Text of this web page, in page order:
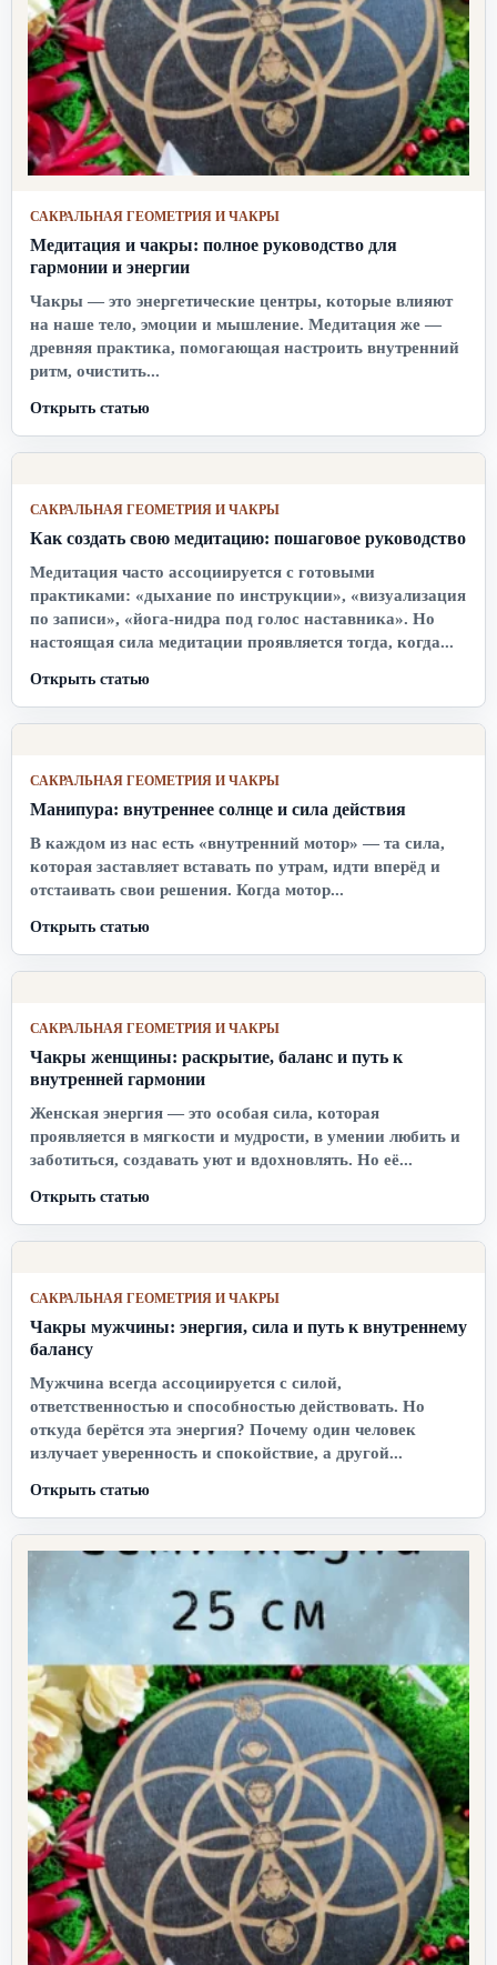
САКРАЛЬНАЯ ГЕОМЕТРИЯ И ЧАКРЫ
Медитация и чакры: полное руководство для
гармонии и энергии
Чакры — это энергетические центры, которые влияют
на наше тело, эмоции и мышление. Медитация же —
древняя практика, помогающая настроить внутренний
ритм, очистить...
Открыть статью
САКРАЛЬНАЯ ГЕОМЕТРИЯ И ЧАКРЫ
Как создать свою медитацию: пошаговое руководство
Медитация часто ассоциируется с готовыми
практиками: «дыхание по инструкции», «визуализация
по записи», «йога-нидра под голос наставника». Но
настоящая сила медитации проявляется тогда, когда...
Открыть статью
САКРАЛЬНАЯ ГЕОМЕТРИЯ И ЧАКРЫ
Манипура: внутреннее солнце и сила действия
В каждом из нас есть «внутренний мотор» — та сила,
которая заставляет вставать по утрам, идти вперёд и
отстаивать свои решения. Когда мотор...
Открыть статью
САКРАЛЬНАЯ ГЕОМЕТРИЯ И ЧАКРЫ
Чакры женщины: раскрытие, баланс и путь к
внутренней гармонии
Женская энергия — это особая сила, которая
проявляется в мягкости и мудрости, в умении любить и
заботиться, создавать уют и вдохновлять. Но её...
Открыть статью
САКРАЛЬНАЯ ГЕОМЕТРИЯ И ЧАКРЫ
Чакры мужчины: энергия, сила и путь к внутреннему
балансу
Мужчина всегда ассоциируется с силой,
ответственностью и способностью действовать. Но
откуда берётся эта энергия? Почему один человек
излучает уверенность и спокойствие, а другой...
Открыть статью